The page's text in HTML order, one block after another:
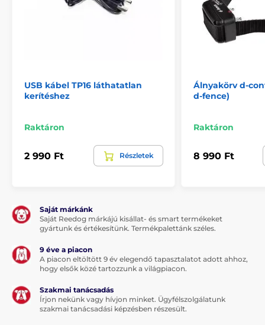
USB kábel TP16 láthatatlan
kerítéshez
Raktáron
2 990 Ft Részletek
Álnyakörv d-
d-fence)
Raktáron
8 990 Ft
Saját márkánk
Saját Reedog márkájú kisállat- és smart termékeket
gyártunk és értékesítünk. Termékpalettánk széles.
9 éve a piacon
A piacon eltöltött 9 év elegendő tapasztalatot adott ahhoz,
hogy elsők közé tartozzunk a világpiacon.
Szakmai tanácsadás
Írjon nekünk vagy hívjon minket. Ügyfélszolgálatunk
szakmai tanácsadási képzésben részesült.